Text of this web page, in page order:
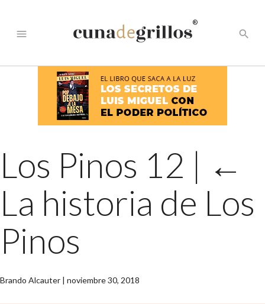
menu
®
search
Los Pinos 12 | ←
La historia de Los
Pinos
Brando Alcauter | noviembre 30, 2018